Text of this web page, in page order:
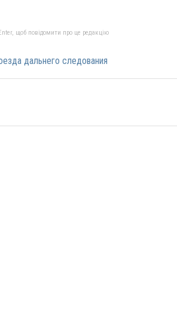
щоб повідомити про це редакцію
дальнего следования